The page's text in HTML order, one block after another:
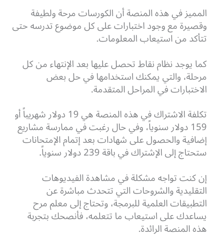
المميز في هذه المنصة أن الكورسات مرحة ولطيفة
وقصيرة مع وجود اختبارات على كل موضوع تدرسه حتى
تتأكد من استيعاب المعلومات.
كما يوجد نظام نقاط تحصل عليها بعد الإنتهاء من كل
مرحلة، والتي يمكنك استخدامها في حل بعض
الاختبارات في المراحل المتقدمة.
تكلفة الاشتراك في هذه المنصة هي 19 دولار شهريباً أو
159 دولار سنوياً، وفي حال رغبت في ممارسة مشاريع
إضافية والحصول على شهادات بعد إتمام الإمتحانات
ستحتاج إلى الإشتراك في باقة 239 دولار سنوياً.
إن كنت تواجه مشكلة في مشاهدة الفيديوهات
التقليدية والشروحات التي تتحدث مباشرة عن
التطبيقات العلمية للبرمجة، وتحتاج إلى معلم مرح
يساعدك على استيعاب ما تتعلمه، فأنصحك بتجربة
هذه المنصة الرائدة.